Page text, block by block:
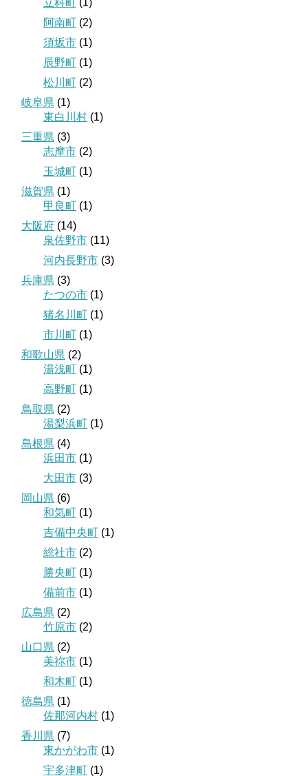
阿南町 (2)
須坂市 (1)
辰野町 (1)
松川町 (2)
岐阜県 (1)
東白川村 (1)
三重県 (3)
志摩市 (2)
玉城町 (1)
滋賀県 (1)
甲良町 (1)
大阪府 (14)
泉佐野市 (11)
河内長野市 (3)
兵庫県 (3)
たつの市 (1)
猪名川町 (1)
市川町 (1)
和歌山県 (2)
湯浅町 (1)
高野町 (1)
鳥取県 (2)
湯梨浜町 (1)
島根県 (4)
浜田市 (1)
大田市 (3)
岡山県 (6)
和気町 (1)
吉備中央町 (1)
総社市 (2)
勝央町 (1)
備前市 (1)
広島県 (2)
竹原市 (2)
山口県 (2)
美祢市 (1)
和木町 (1)
徳島県 (1)
佐那河内村 (1)
香川県 (7)
東かがわ市 (1)
宇多津町 (1)